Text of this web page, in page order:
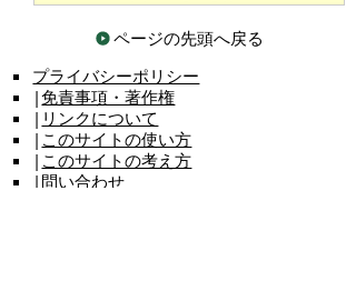
ページの先頭へ戻る
プライバシーポリシー
|免責事項・著作権
| リンクについて
| このサイトの使い方
| このサイトの考え方
| 問い合わせ